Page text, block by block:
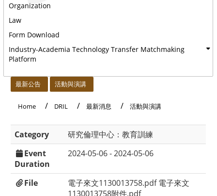
Organization
Law
Form Download
Industry-Academia Technology Transfer Matchmaking
Platform
最新公告 活動與演講
Home DRIL 最新消息 活動與演講
Category
研究倫理中心：教育訓練
Event
Duration
2024-05-06 - 2024-05-06
File 電子來文1130013758.pdf 電子來文
1130013758附件.pdf